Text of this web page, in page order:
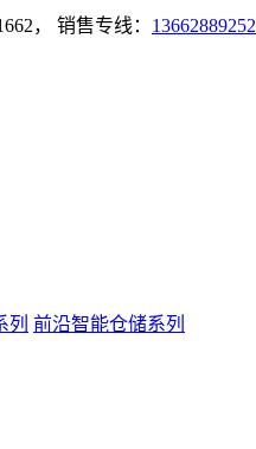
， 销售专线： 13662889252
列 前沿智能仓储系列